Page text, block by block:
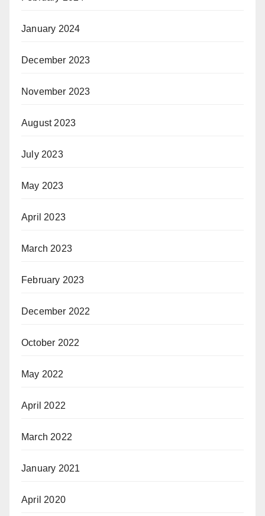
January 2024
December 2023
November 2023
August 2023
July 2023
May 2023
April 2023
March 2023
February 2023
December 2022
October 2022
May 2022
April 2022
March 2022
January 2021
April 2020